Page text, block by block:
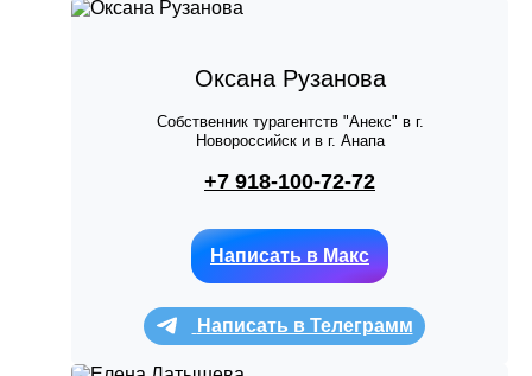
Оксана Рузанова
Собственник турагентств "Анекс" в г.
Новороссийск и в г. Анапа
+7 918-100-72-72
Написать в Макс
Написать в Телеграмм